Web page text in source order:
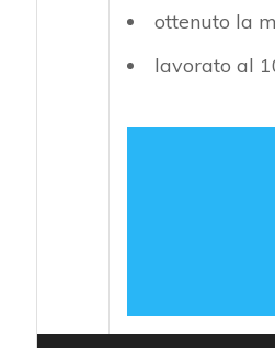
ottenuto la
lavorato al